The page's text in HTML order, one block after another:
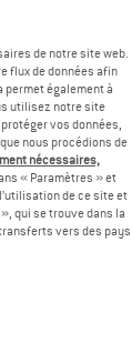
de notre site web.
flux de données afin
également à
utilisez notre site
vos données,
nous procédions de
nécessaires,
« Paramètres » et
de ce site et
qui se trouve dans la
vers des pays